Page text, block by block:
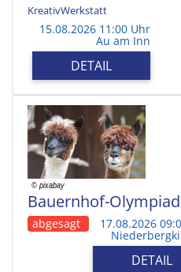
KreativWerkstatt
15.08.2026 11:00 Uhr
Au am Inn
DETAIL
Bauernhof-
abgesagt 17.08.2026
DETAIL